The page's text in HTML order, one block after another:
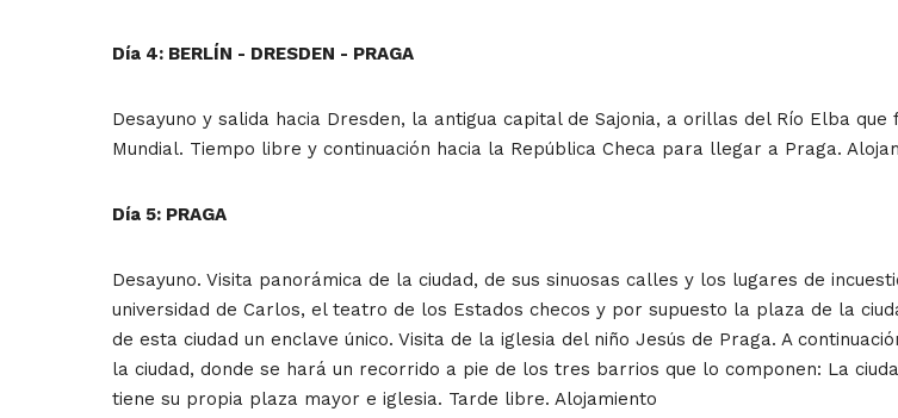
Día 4: BERLÍN - DRESDEN - PRAGA
Desayuno y salida hacia Dresden, la antigua capital de Sajonia, a orillas del Río Elba
Mundial. Tiempo libre y continuación hacia la República Checa para llegar a Praga.
Día 5: PRAGA
Desayuno. Visita panorámica de la ciudad, de sus sinuosas calles y los lugares de
universidad de Carlos, el teatro de los Estados checos y por supuesto la plaza de la
de esta ciudad un enclave único. Visita de la iglesia del niño Jesús de Praga. A
la ciudad, donde se hará un recorrido a pie de los tres barrios que lo componen: La
tiene su propia plaza mayor e iglesia. Tarde libre. Alojamiento